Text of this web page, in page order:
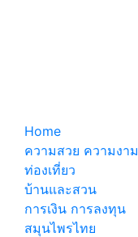
Home
ความสวย ความงาม
ท่องเที่ยว
บ้านและสวน
การเงิน การลงทุน
สมุนไพรไทย